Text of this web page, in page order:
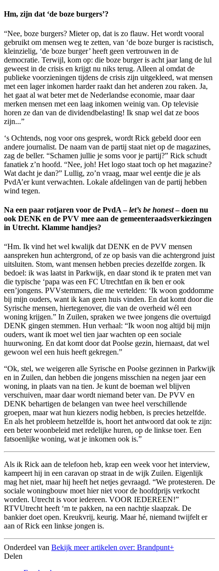
Hm, zijn dat ‘de boze burgers’?
“Nee, boze burgers? Mieter op, dat is zo flauw. Het wordt vooral
gebruikt om mensen weg te zetten, van ‘de boze burger is racistisch,
kleinzielig, ‘de boze burger’ heeft geen vertrouwen in de
democratie. Terwijl, kom op: die boze burger is acht jaar lang de lul
geweest in de crisis en krijgt nu niks terug. Alleen al omdat de
publieke voorzieningen tijdens de crisis zijn uitgekleed, wat mensen
met een lager inkomen harder raakt dan het anderen zou raken. Ja,
het gaat al wat beter met de Nederlandse economie, maar daar
merken mensen met een laag inkomen weinig van. Op televisie
horen ze dan van de dividendbelasting! Ik snap wel dat ze boos
zijn...”
‘s Ochtends, nog voor ons gesprek, wordt Rick gebeld door een
andere journalist. De naam van de partij staat niet op de magazines,
zag de beller. “Schamen jullie je soms voor je partij?” Rick schudt
fanatiek z’n hoofd. “Nee, joh! Het logo staat toch op het magazine?
Wat dacht je dan?” Lullig, zo’n vraag, maar wel eentje die je als
PvdA’er kunt verwachten. Lokale afdelingen van de partij hebben
wind tegen.
Na een paar rotjaren voor de PvdA –let’s be honest– doen nu
ook DENK en de PVV mee aan de gemeenteraadsverkiezingen
in Utrecht. Klamme handjes?
“Hm. Ik vind het wel kwalijk dat DENK en de PVV mensen
aanspreken hun achtergrond, of ze op basis van die achtergrond juist
uitsluiten. Stom, want mensen hebben precies dezelfde zorgen. Ik
bedoel: ik was laatst in Parkwijk, en daar stond ik te praten met van
die typische ‘papa was een FC Utrechtfan en ik ben er ook
een’jongens. PVVstemmers, die me vertelden: ‘Ik woon goddomme
bij mijn ouders, want ik kan geen huis vinden. En dat komt door die
Syrische mensen, hiertegenover, die van de overheid wél een
woning krijgen.” In Zuilen, spraken we twee jongens die overtuigd
DENK gingen stemmen. Hun verhaal: “Ik woon nog altijd bij mijn
ouders, want ik moet wel tien jaar wachten op een sociale
huurwoning. En dat komt door dat Poolse gezin, hiernaast, dat wel
gewoon wel een huis heeft gekregen.”
“Ok, stel, we weigeren alle Syrische en Poolse gezinnen in Parkwijk
en in Zuilen, dan hebben die jongens misschien na negen jaar een
woning, in plaats van na tien. Je kunt de boeman wel blijven
verschuiven, maar daar wordt niemand beter van. De PVV en
DENK behartigen de belangen van twee heel verschillende
groepen, maar wat hun kiezers nodig hebben, is precies hetzelfde.
En als het probleem hetzelfde is, hoort het antwoord dat ook te zijn:
een beter woonbeleid met redelijke huren, op de linkse toer. Een
fatsoenlijke woning, wat je inkomen ook is.”
Als ik Rick aan de telefoon heb, krap een week voor het interview,
kampeert hij in een caravan op straat in de wijk Zuilen. Eigenlijk
mag het niet, maar hij heeft het netjes gevraagd. “We protesteren. De
sociale woningbouw moet hier niet voor de hoofdprijs verkocht
worden. Utrecht is voor iedereen. VOOR IEDEREEN!”
RTVUtrecht heeft ‘m te pakken, na een nachtje slaapzak. De
bankier doet open. Kreukvrij, keurig. Maar hé, niemand twijfelt er
aan of Rick een linkse jongen is.
Onderdeel van Bekijk meer artikelen over: Brandpunt+
Delen